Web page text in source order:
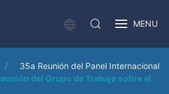
MENU
35a Reunión del Panel Internacional
del Grupo de Trabajo sobre el